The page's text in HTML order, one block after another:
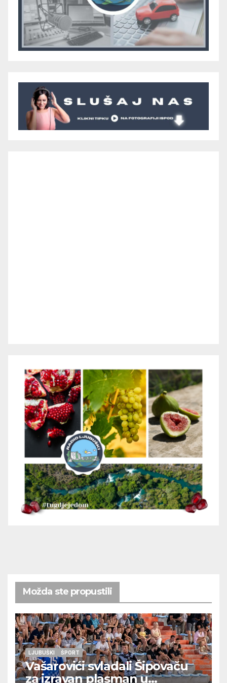
Možda ste propustili
LJUBUŠKI ŠPORT
Vašarovići svladali Šipovaču
za izravan plasman u